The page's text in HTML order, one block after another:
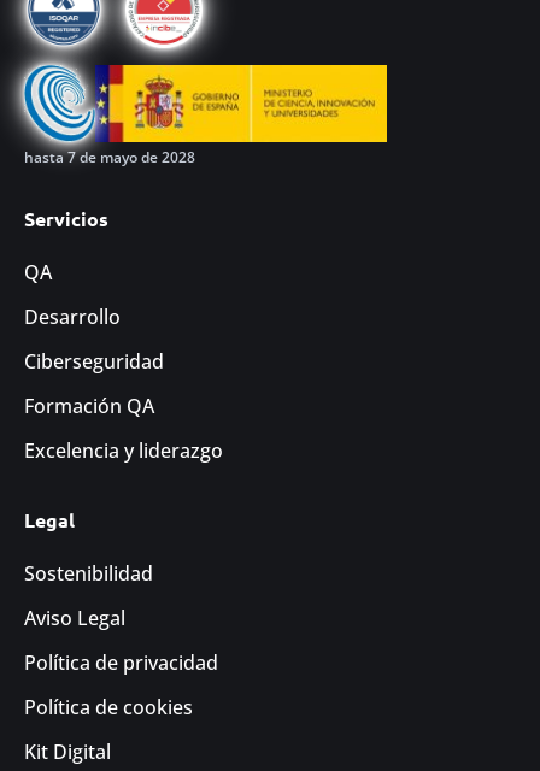
hasta 7 de mayo de 2028
Servicios
QA
Desarrollo
Ciberseguridad
Formación QA
Excelencia y liderazgo
Legal
Sostenibilidad
Aviso Legal
Política de privacidad
Política de cookies
Kit Digital